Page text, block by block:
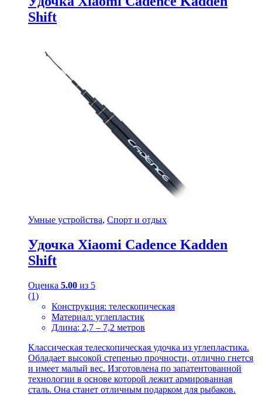
Shift
Умные устройства, Спорт и отдых
Удочка Xiaomi Cadence Kadden
Shift
Оценка 5.00 из 5
(1)
Конструкция: телескопическая
Материал: углепластик
Длина: 2,7 – 7,2 метров
Классическая телескопическая удочка из углепластика.
Обладает высокой степенью прочности, отлично гнется
и имеет малый вес. Изготовлена по запатентованной
технологии в основе которой лежит армированная
сталь. Она станет отличным подарком для рыбаков.